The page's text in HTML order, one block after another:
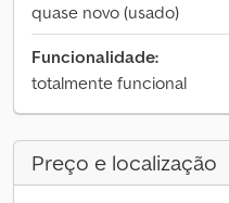
quase novo (usado)
Funcionalidade:
totalmente funcional
Preço e localização